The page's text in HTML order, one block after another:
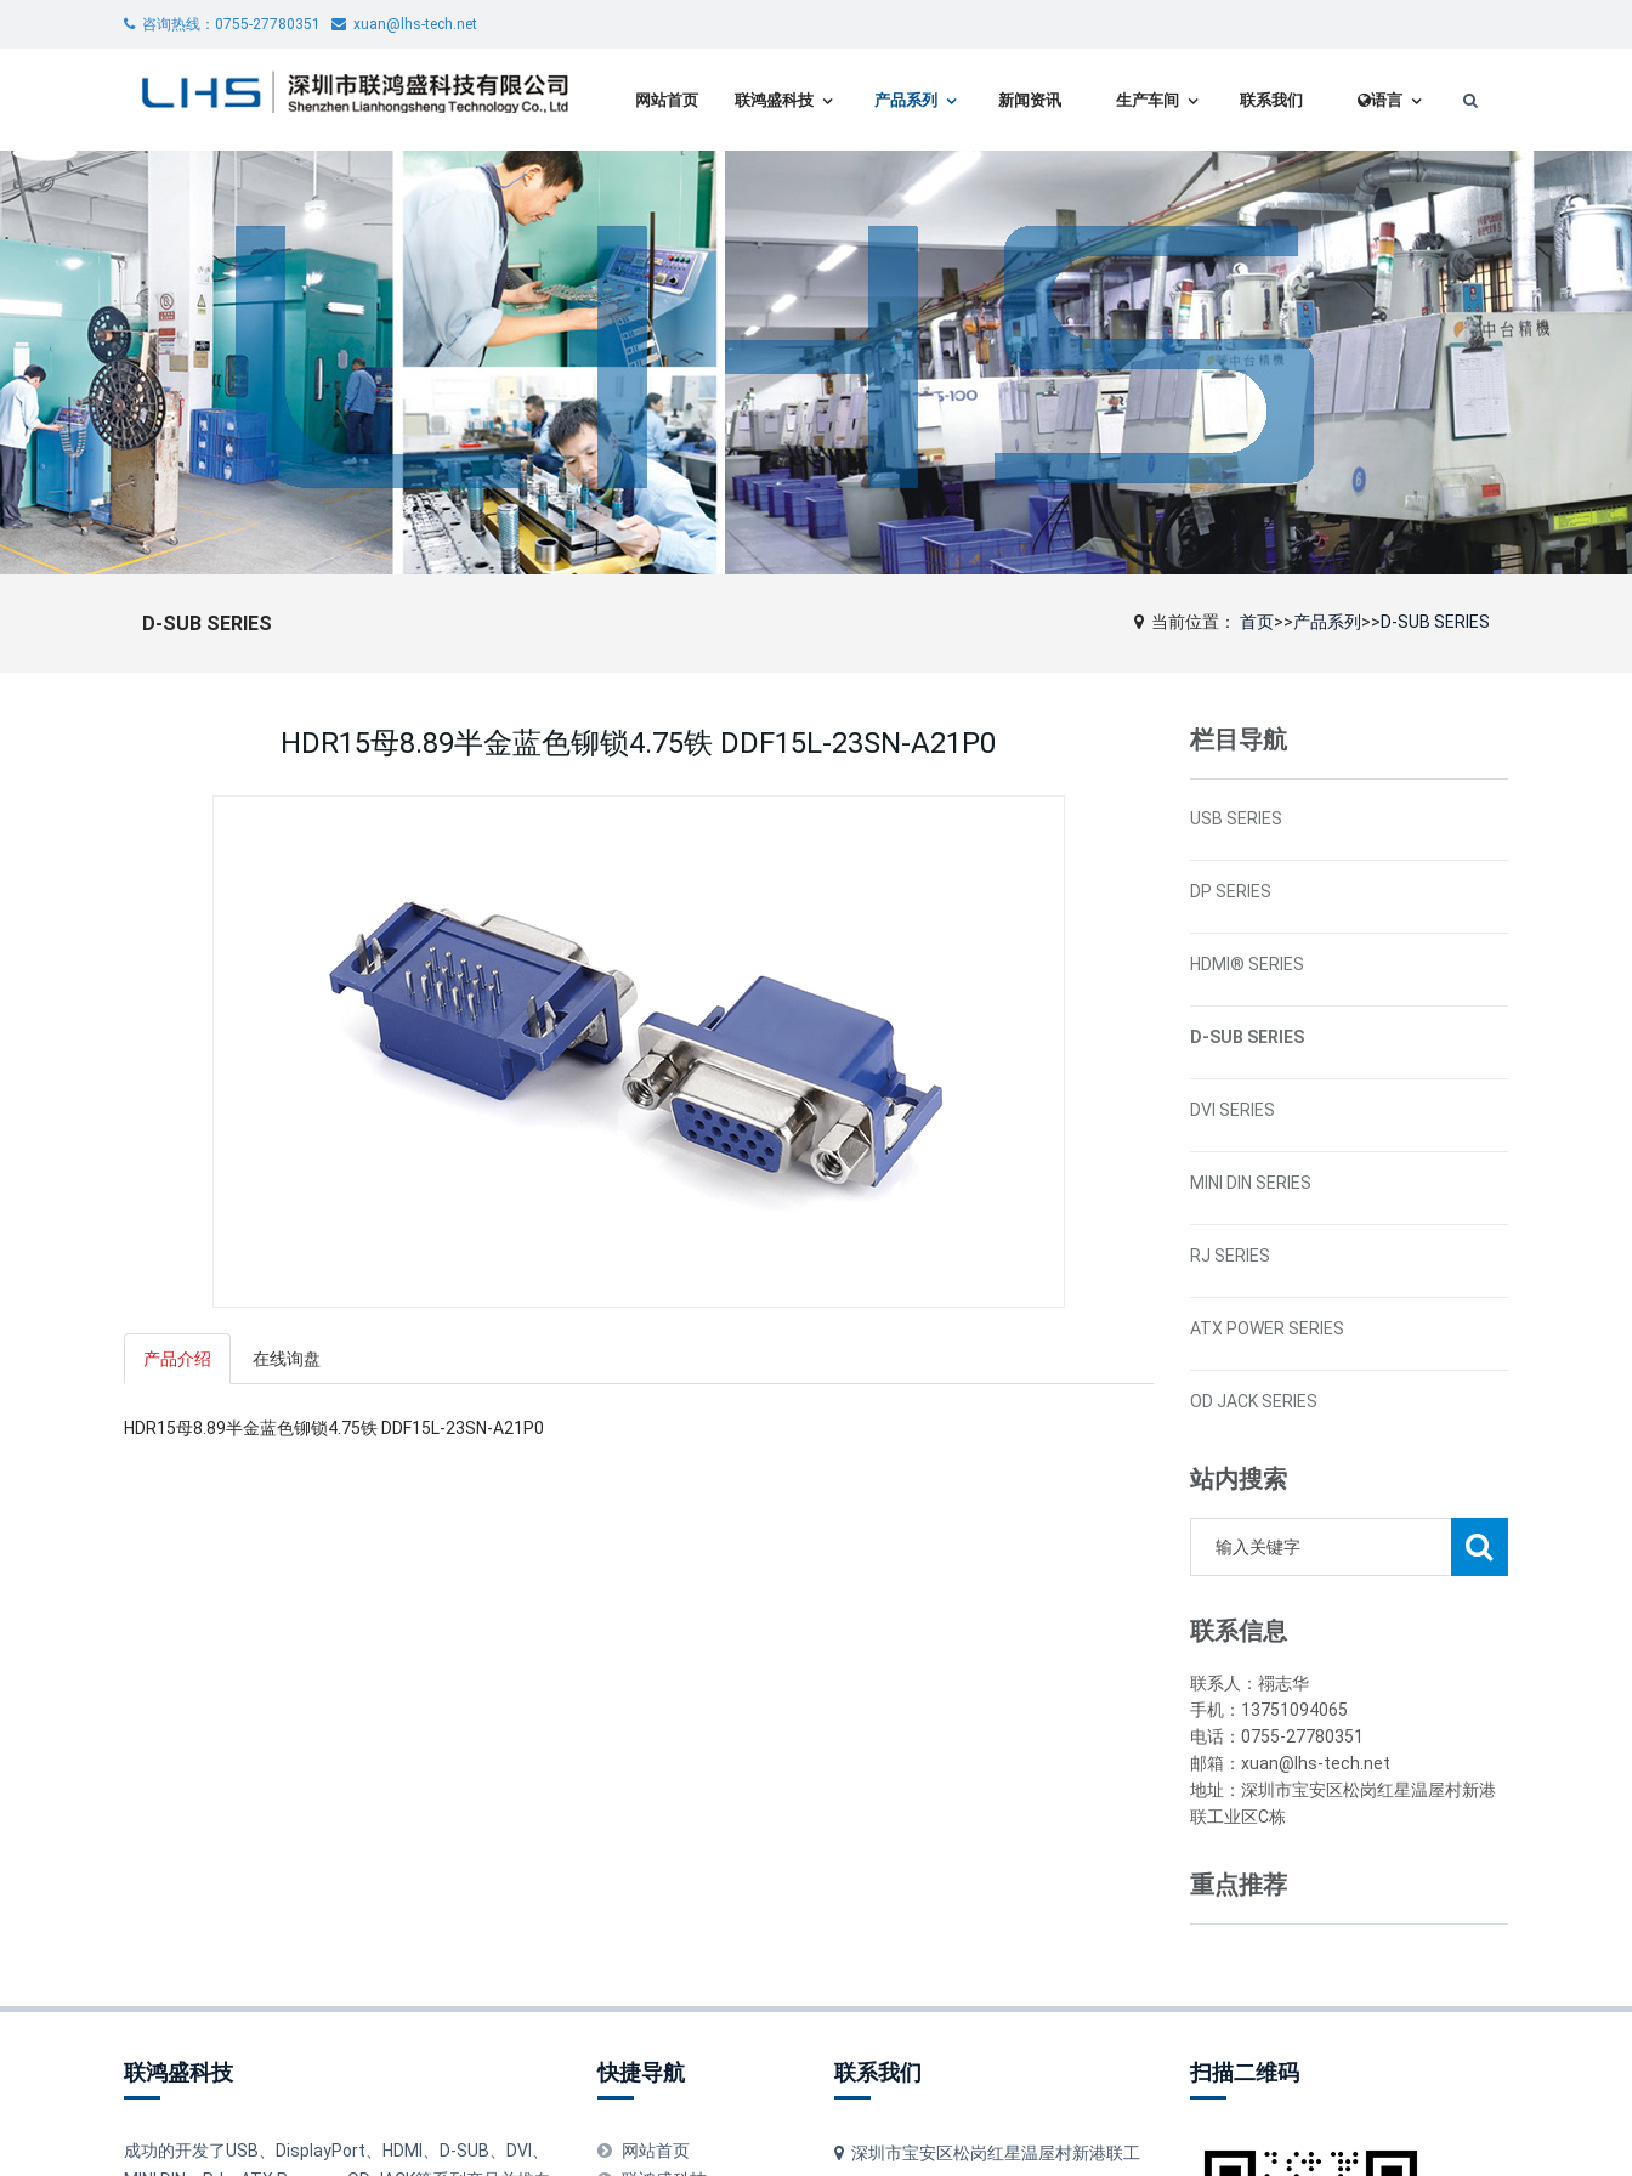
咨询热线：0755-27780351 xuan@lhs-tech.net
网站首页 联鸿盛科技 产品系列 新闻资讯 生产车间 联系我们 语言
D-SUB SERIES 当前位置： 首页>>产品系列 >>D-SUB SERIES
HDR15母8.89半金蓝色铆锁4.75铁 DDF15L-23SN-A21P0
产品介绍 在线询盘
HDR15母8.89半金蓝色铆锁4.75铁 DDF15L-23SN-A21P0
栏目导航
USB SERIES
DP SERIES
HDMI® SERIES
D-SUB SERIES
DVI SERIES
MINI DIN SERIES
RJ SERIES
ATX POWER SERIES
OD JACK SERIES
站内搜索
联系信息
联系人：禤志华
手机：13751094065
电话：0755-27780351
邮箱：xuan@lhs-tech.net
地址：深圳市宝安区松岗红星温屋村新港
联工业区C栋
重点推荐
联鸿盛科技
成功的开发了USB、DisplayPort、HDMI、D-SUB、DVI、
快捷导航
网站首页
联系我们
深圳市宝安区松岗红星温屋村新港联工
扫描二维码